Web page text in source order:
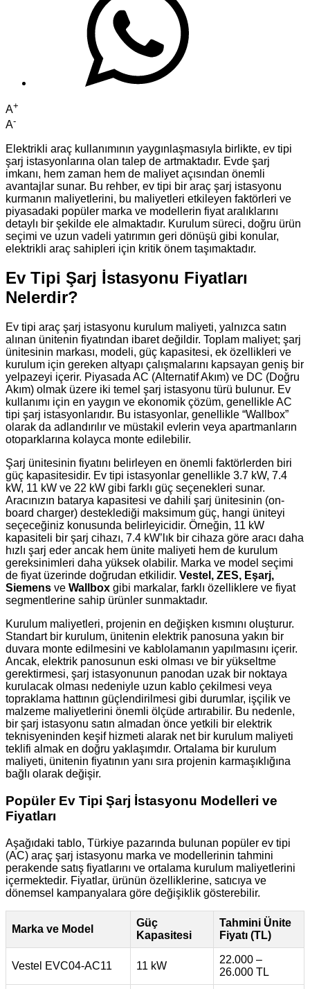
A+
A-
Elektrikli araç kullanımının yaygınlaşmasıyla birlikte, ev tipi
şarj istasyonlarına olan talep de artmaktadır. Evde şarj
imkanı, hem zaman hem de maliyet açısından önemli
avantajlar sunar. Bu rehber, ev tipi bir araç şarj istasyonu
kurmanın maliyetlerini, bu maliyetleri etkileyen faktörleri ve
piyasadaki popüler marka ve modellerin fiyat aralıklarını
detaylı bir şekilde ele almaktadır. Kurulum süreci, doğru ürün
seçimi ve uzun vadeli yatırımın geri dönüşü gibi konular,
elektrikli araç sahipleri için kritik önem taşımaktadır.
Ev Tipi Şarj İstasyonu Fiyatları
Nelerdir?
Ev tipi araç şarj istasyonu kurulum maliyeti, yalnızca satın
alınan ünitenin fiyatından ibaret değildir. Toplam maliyet; şarj
ünitesinin markası, modeli, güç kapasitesi, ek özellikleri ve
kurulum için gereken altyapı çalışmalarını kapsayan geniş bir
yelpazeyi içerir. Piyasada AC (Alternatif Akım) ve DC (Doğru
Akım) olmak üzere iki temel şarj istasyonu türü bulunur. Ev
kullanımı için en yaygın ve ekonomik çözüm, genellikle AC
tipi şarj istasyonlarıdır. Bu istasyonlar, genellikle “Wallbox”
olarak da adlandırılır ve müstakil evlerin veya apartmanların
otoparklarına kolayca monte edilebilir.
Şarj ünitesinin fiyatını belirleyen en önemli faktörlerden biri
güç kapasitesidir. Ev tipi istasyonlar genellikle 3.7 kW, 7.4
kW, 11 kW ve 22 kW gibi farklı güç seçenekleri sunar.
Aracınızın batarya kapasitesi ve dahili şarj ünitesinin (on-
board charger) desteklediği maksimum güç, hangi üniteyi
seçeceğiniz konusunda belirleyicidir. Örneğin, 11 kW
kapasiteli bir şarj cihazı, 7.4 kW’lık bir cihaza göre aracı daha
hızlı şarj eder ancak hem ünite maliyeti hem de kurulum
gereksinimleri daha yüksek olabilir. Marka ve model seçimi
de fiyat üzerinde doğrudan etkilidir. Vestel, ZES, Eşarj,
Siemens ve Wallbox gibi markalar, farklı özelliklere ve fiyat
segmentlerine sahip ürünler sunmaktadır.
Kurulum maliyetleri, projenin en değişken kısmını oluşturur.
Standart bir kurulum, ünitenin elektrik panosuna yakın bir
duvara monte edilmesini ve kablolamanın yapılmasını içerir.
Ancak, elektrik panosunun eski olması ve bir yükseltme
gerektirmesi, şarj istasyonunun panodan uzak bir noktaya
kurulacak olması nedeniyle uzun kablo çekilmesi veya
topraklama hattının güçlendirilmesi gibi durumlar, işçilik ve
malzeme maliyetlerini önemli ölçüde artırabilir. Bu nedenle,
bir şarj istasyonu satın almadan önce yetkili bir elektrik
teknisyeninden keşif hizmeti alarak net bir kurulum maliyeti
teklifi almak en doğru yaklaşımdır. Ortalama bir kurulum
maliyeti, ünitenin fiyatının yanı sıra projenin karmaşıklığına
bağlı olarak değişir.
Popüler Ev Tipi Şarj İstasyonu Modelleri ve
Fiyatları
Aşağıdaki tablo, Türkiye pazarında bulunan popüler ev tipi
(AC) araç şarj istasyonu marka ve modellerinin tahmini
perakende satış fiyatlarını ve ortalama kurulum maliyetlerini
içermektedir. Fiyatlar, ürünün özelliklerine, satıcıya ve
dönemsel kampanyalara göre değişiklik gösterebilir.
Marka ve Model
Güç
Kapasitesi
Tahmini Ünite
Fiyatı (TL)
Vestel EVC04-AC11 11 kW
22.000 –
26.000 TL